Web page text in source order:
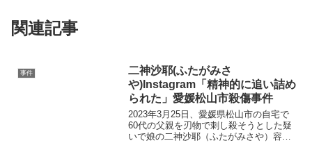
関連記事
事件
二神沙耶(ふたがみさ
や)Instagram「精神的に追い詰め
られた」愛媛松山市殺傷事件
2023年3月25日、愛媛県松山市の自宅で
60代の父親を刃物で刺し殺そうとした疑
いで娘の二神沙耶（ふたがみさや）容疑